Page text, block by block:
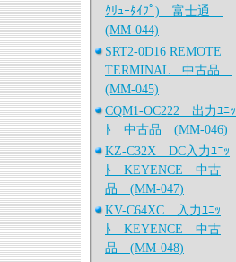
ｸﾘｭｰﾀｲﾌﾟ) 富士通
(MM-044)
SRT2-0D16 REMOTE
TERMINAL 中古品
(MM-045)
CQM1-OC222 出力ﾕﾆｯ
ﾄ 中古品 (MM-046)
KZ-C32X DC入力ﾕﾆｯ
ﾄ KEYENCE 中古
品 (MM-047)
KV-C64XC 入力ﾕﾆｯ
ﾄ KEYENCE 中古
品 (MM-048)